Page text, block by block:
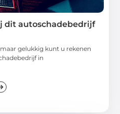
dit autoschadebedrijf
gelukkig kunt u rekenen
in